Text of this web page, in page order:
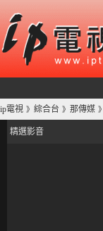
ip電視 》 綜合台 》 那傳媒 》
精選影音